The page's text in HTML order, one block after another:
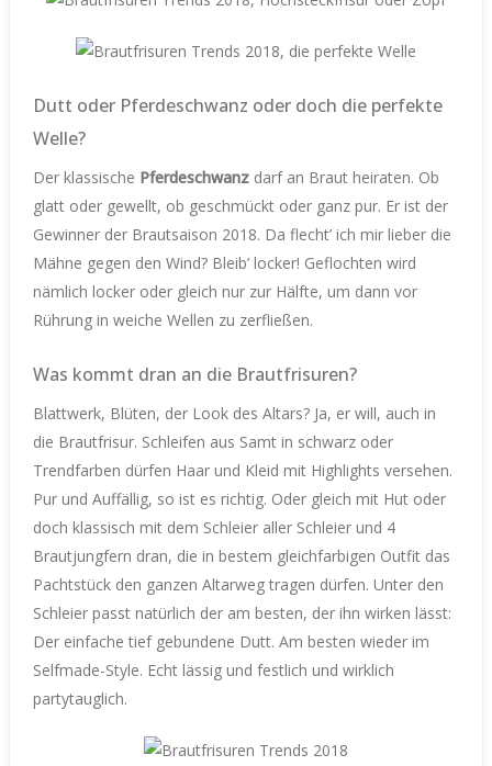
Dutt oder Pferdeschwanz oder doch die perfekte
Welle?
Der klassische Pferdeschwanz darf an Braut heiraten. Ob
glatt oder gewellt, ob geschmückt oder ganz pur. Er ist der
Gewinner der Brautsaison 2018. Da flecht’ ich mir lieber die
Mähne gegen den Wind? Bleib’ locker! Geflochten wird
nämlich locker oder gleich nur zur Hälfte, um dann vor
Rührung in weiche Wellen zu zerfließen.
Was kommt dran an die Brautfrisuren?
Blattwerk, Blüten, der Look des Altars? Ja, er will, auch in
die Brautfrisur. Schleifen aus Samt in schwarz oder
Trendfarben dürfen Haar und Kleid mit Highlights versehen.
Pur und Auffällig, so ist es richtig. Oder gleich mit Hut oder
doch klassisch mit dem Schleier aller Schleier und 4
Brautjungfern dran, die in bestem gleichfarbigen Outfit das
Pachtstück den ganzen Altarweg tragen dürfen. Unter den
Schleier passt natürlich der am besten, der ihn wirken lässt:
Der einfache tief gebundene Dutt. Am besten wieder im
Selfmade-Style. Echt lässig und festlich und wirklich
partytauglich.